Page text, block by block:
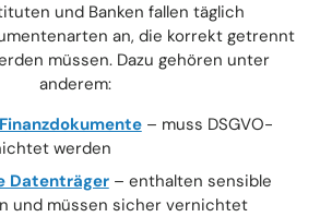
und Banken fallen täglich
an, die korrekt getrennt
müssen. Dazu gehören unter
anderem:
– muss DSGVO-
werden
Datenträger– enthalten sensible
und müssen sicher vernichtet